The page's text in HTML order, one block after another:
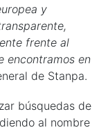
y
frente al
encontramos en
de Stanpa.
búsquedas de
al nombre